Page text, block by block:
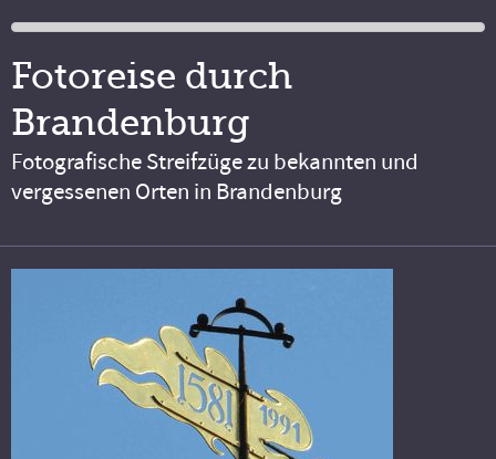
Fotoreise durch
Brandenburg
Fotografische Streifzüge zu bekannten und
vergessenen Orten in Brandenburg